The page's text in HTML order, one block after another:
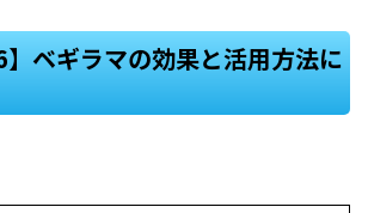
】ベギラマの効果と活用方法に